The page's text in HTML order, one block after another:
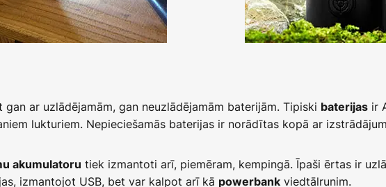
ar uzlādējamām, gan neuzlādējamām baterijām. Tipiski baterijas ir
lukturiem. Nepieciešamās baterijas ir norādītas kopā ar
akumulatoru tiek izmantoti arī, piemēram, kempingā. Īpaši ērtas ir
izmantojot USB, bet var kalpot arī kā powerbank viedtālrunim.